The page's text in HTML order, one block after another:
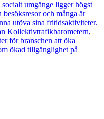
umgänge ligger högst
och många är
utöva sina fritidsaktiviteter.
Kollektivtrafikbarometern,
för branschen att öka
ökad tillgänglighet på